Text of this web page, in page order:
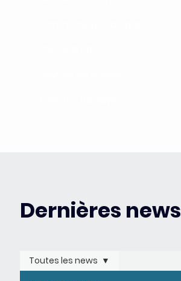
Dernières news
Toutes les news